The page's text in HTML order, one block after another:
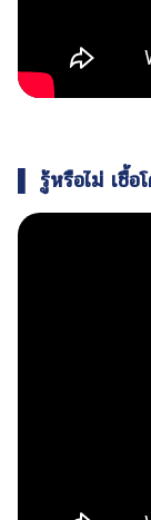
▌ รู้หรือไม่ เชื้